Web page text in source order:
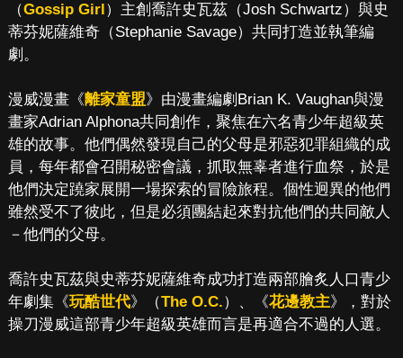
（Gossip Girl）主創喬許史瓦茲（Josh Schwartz）與史
蒂芬妮薩維奇（Stephanie Savage）共同打造並執筆編
劇。
漫威漫畫《離家童盟》由漫畫編劇Brian K. Vaughan與漫
畫家Adrian Alphona共同創作，聚焦在六名青少年超級英
雄的故事。他們偶然發現自己的父母是邪惡犯罪組織的成
員，每年都會召開秘密會議，抓取無辜者進行血祭，於是
他們決定蹺家展開一場探索的冒險旅程。個性迥異的他們
雖然受不了彼此，但是必須團結起來對抗他們的共同敵人
－他們的父母。
喬許史瓦茲與史蒂芬妮薩維奇成功打造兩部膾炙人口青少
年劇集《玩酷世代》（The O.C.）、《花邊教主》，對於
操刀漫威這部青少年超級英雄而言是再適合不過的人選。